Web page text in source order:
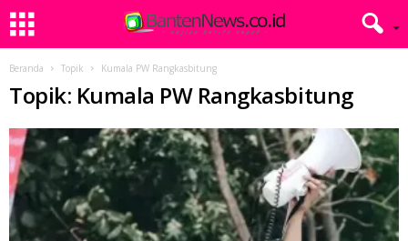
Beranda Topik Kumala PW Rangkasbitung
Topik: Kumala PW Rangkasbitung